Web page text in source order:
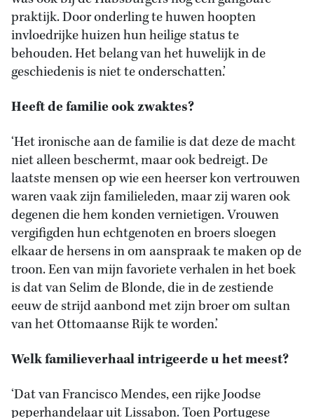
praktijk. Door onderling te huwen hoopten
invloedrijke huizen hun heilige status te
behouden. Het belang van het huwelijk in de
geschiedenis is niet te onderschatten.’
Heeft de familie ook zwaktes?
‘Het ironische aan de familie is dat deze de macht
niet alleen beschermt, maar ook bedreigt. De
laatste mensen op wie een heerser kon vertrouwen
waren vaak zijn familieleden, maar zij waren ook
degenen die hem konden vernietigen. Vrouwen
vergifigden hun echtgenoten en broers sloegen
elkaar de hersens in om aanspraak te maken op de
troon. Een van mijn favoriete verhalen in het boek
is dat van Selim de Blonde, die in de zestiende
eeuw de strijd aanbond met zijn broer om sultan
van het Ottomaanse Rijk te worden.’
Welk familieverhaal intrigeerde u het meest?
‘Dat van Francisco Mendes, een rijke Joodse
peperhandelaar uit Lissabon. Toen Portugese